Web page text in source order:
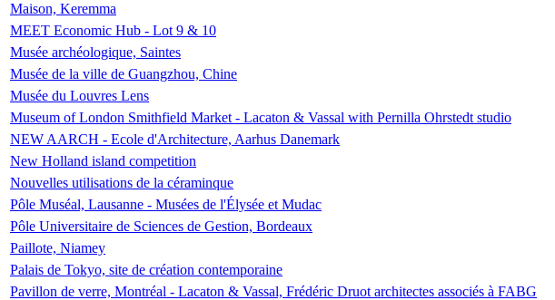
Maison, Keremma
MEET Economic Hub - Lot 9 & 10
Musée archéologique, Saintes
Musée de la ville de Guangzhou, Chine
Musée du Louvres Lens
Museum of London Smithfield Market - Lacaton & Vassal with Pernilla Ohrstedt studio
NEW AARCH - Ecole d'Architecture, Aarhus Danemark
New Holland island competition
Nouvelles utilisations de la céraminque
Pôle Muséal, Lausanne - Musées de l'Élysée et Mudac
Pôle Universitaire de Sciences de Gestion, Bordeaux
Paillote, Niamey
Palais de Tokyo, site de création contemporaine
Pavillon de verre, Montréal - Lacaton & Vassal, Frédéric Druot architectes associés à FABG